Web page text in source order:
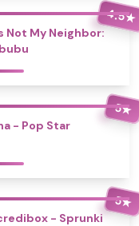
4.5★
Not My Neighbor:
5★
- Pop Star
5★
- Sprunki